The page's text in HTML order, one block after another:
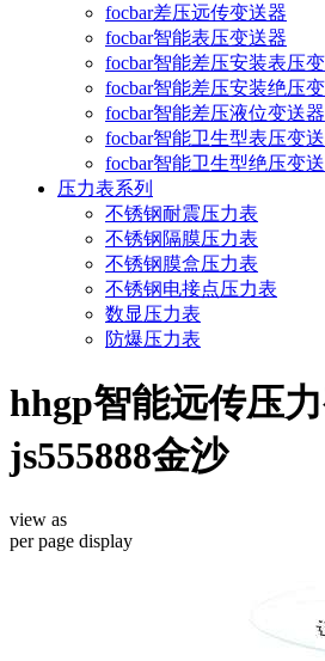
focbar差压远传变送器
focbar智能表压变送器
focbar智能差压安装表压
focbar智能差压安装绝压
focbar智能差压液位变送器
focbar智能卫生型表压变
focbar智能卫生型绝压变
压力表系列
不锈钢耐震压力表
不锈钢隔膜压力表
不锈钢膜盒压力表
不锈钢电接点压力表
数显压力表
防爆压力表
hhgp智能远传压
js555888金沙
view as
per page display